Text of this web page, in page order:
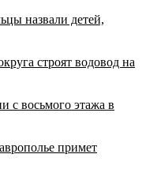
назвали детей,
строят водовод на
с восьмого этажа в
примет